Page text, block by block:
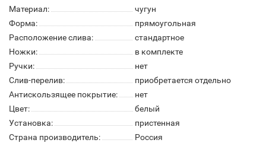
Материал:
чугун
Форма:
прямоугольная
Расположение слива:
стандартное
Ножки:
в комплекте
Ручки:
нет
Слив-перелив:
приобретается отдельно
Антискользящее покрытие:
нет
Цвет:
белый
Установка:
пристенная
Страна производитель:
Россия